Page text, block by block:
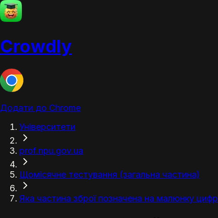
Crowdly
Додати до Chrome
Університети
prof.npu.gov.ua
Щомісячне тестування (загальна частина)
Яка частина зброї позначена на малюнку